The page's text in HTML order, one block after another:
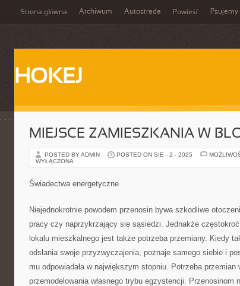
Strona główna Archiwum Autostrada Powieść Psujemy
HOKEJ
MIEJSCE ZAMIESZKANIA W
POSTED BY ADMIN POSTED ON SIE - 2 - 2025
WYŁĄCZONA
Świadectwa energetyczne
Niejednokrotnie powodem przenosin bywa szkodliwe
pracy czy naprzykrzający się sąsiedzi. Jednakże
lokalu mieszkalnego jest także potrzeba przemiany. Kiedy
odsłania swoje przyzwyczajenia, poznaje samego siebie i
mu odpowiadała w największym stopniu. Potrzeba
przemodelowania własnego trybu egzystencji. Przenosinom